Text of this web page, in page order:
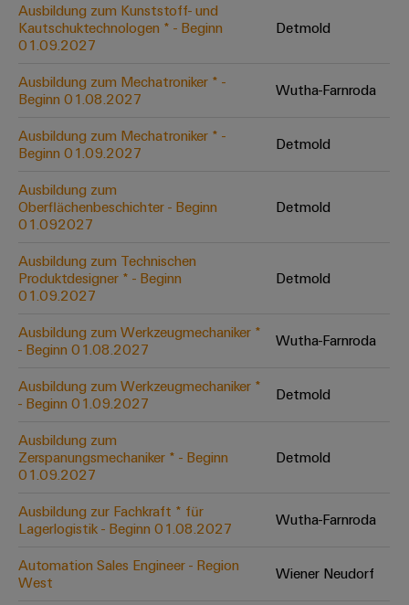
Sicherer
Betrieb
mit
Lösungen
für
Prozessindustrie
Mehr
Ressourceneffizienz
durch
Schaltschrankbau
Lösungen
die
Herausforderungen
Schaltschrankbau
Moderne
und
digitale
für
klimafreundliche
im
Industrial
IoT
Industrial
Security
Industrial
Service
Platform
easyConnect
Regler
Gerätehersteller
Leiterplattensteckverbinder
&
PCB
Services
Equipment
Industrial
Ethernet
Touch-
Panels
Engineering-
Visualisierungstools
Energiemessung
und
Smart
Metering
Weidmüller
AI
Access
&
Services
Industrial
Digitale
Bestellmöglichkeiten
eShop
OCI-
EDI-
Schnittstelle
ALLE
SERVICES
finden
Solution
Partner
-
Systemintegratoren
Messen
&
Globale
Messen
&
Events
Stellenbörse
Entwicklung
Karriere auf
neues
Distribution
Ausbildung zum Kunststoff- und
Kautschuktechnologen * - Beginn
01.09.2027
Detmold
Ausbildung zum Mechatroniker * -
Beginn 01.08.2027
Wutha-Farnroda
Ausbildung zum Mechatroniker * -
Beginn 01.09.2027
Detmold
Ausbildung zum
Oberflächenbeschichter - Beginn
01.092027
Detmold
Ausbildung zum Technischen
Produktdesigner * - Beginn
01.09.2027
Detmold
Ausbildung zum Werkzeugmechaniker *
- Beginn 01.08.2027
Wutha-Farnroda
Ausbildung zum Werkzeugmechaniker *
- Beginn 01.09.2027
Detmold
Ausbildung zum
Zerspanungsmechaniker * - Beginn
01.09.2027
Detmold
Ausbildung zur Fachkraft * für
Lagerlogistik - Beginn 01.08.2027
Wutha-Farnroda
Automation Sales Engineer - Region
West
Wiener Neudorf